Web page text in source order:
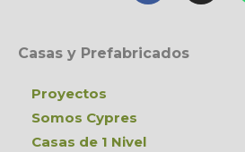
Casas y Prefabricados
Proyectos
Somos Cypres
Casas de 1 Nivel